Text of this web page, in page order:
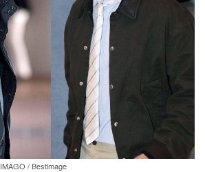
IMAGO / Bestimage